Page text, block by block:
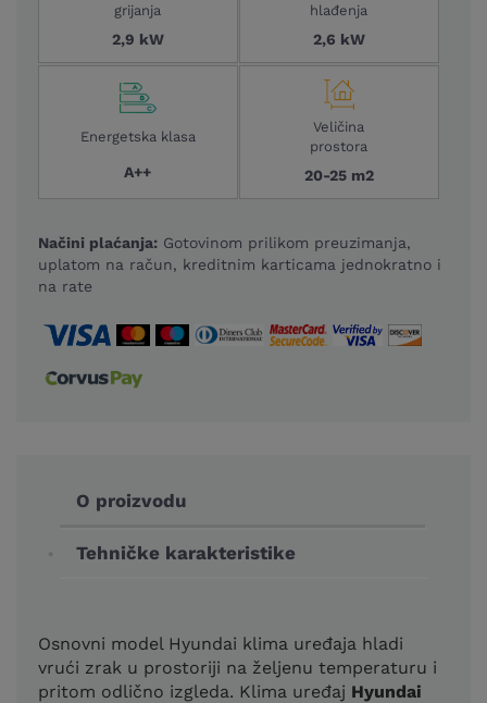
grijanja
2,9 kW
hlađenja
2,6 kW
Energetska klasa
A++
Veličina
prostora
20-25 m2
Načini plaćanja: Gotovinom prilikom preuzimanja,
uplatom na račun, kreditnim karticama jednokratno i
na rate
O proizvodu
Tehničke karakteristike
Osnovni model Hyundai klima uređaja hladi
vrući zrak u prostoriji na željenu temperaturu i
pritom odlično izgleda. Klima uređaj Hyundai